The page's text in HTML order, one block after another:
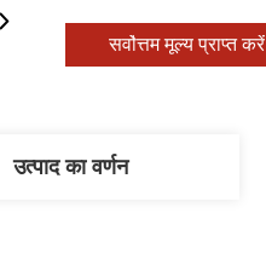
सर्वोत्तम मूल्य प्राप्त करें
उत्पाद का वर्णन